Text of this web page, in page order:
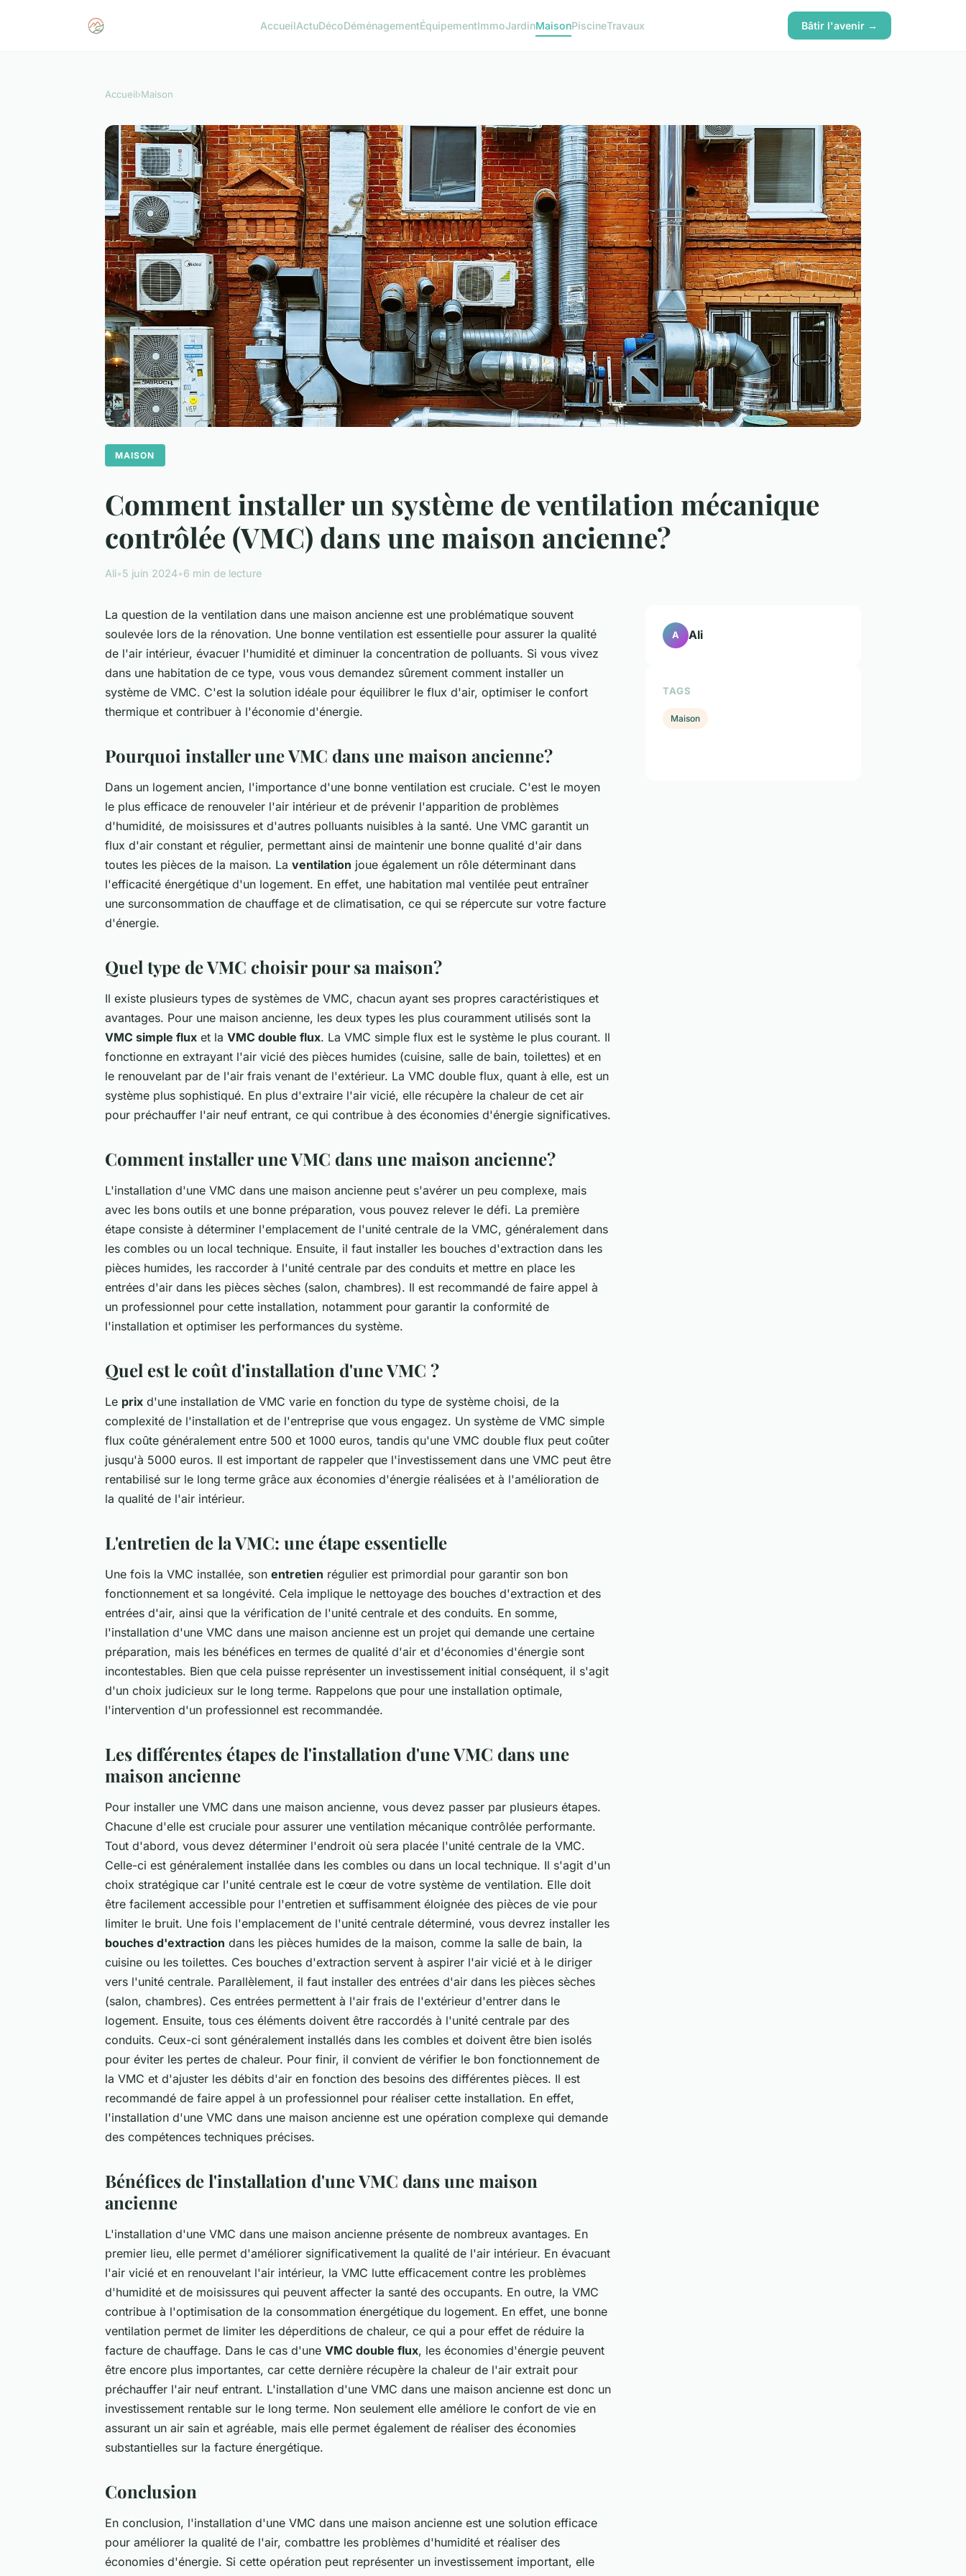
AccueilActuDécoDéménagementÉquipementImmoJardinMaisonPiscineTravaux Bâtir l'avenir →
Accueil›Maison
MAISON
Comment installer un système de ventilation mécanique
contrôlée (VMC) dans une maison ancienne?
Ali•5 juin 2024•6 min de lecture
La question de la ventilation dans une maison ancienne est une problématique souvent
soulevée lors de la rénovation. Une bonne ventilation est essentielle pour assurer la qualité
de l'air intérieur, évacuer l'humidité et diminuer la concentration de polluants. Si vous vivez
dans une habitation de ce type, vous vous demandez sûrement comment installer un
système de VMC. C'est la solution idéale pour équilibrer le flux d'air, optimiser le confort
thermique et contribuer à l'économie d'énergie.
Pourquoi installer une VMC dans une maison ancienne?
Dans un logement ancien, l'importance d'une bonne ventilation est cruciale. C'est le moyen
le plus efficace de renouveler l'air intérieur et de prévenir l'apparition de problèmes
d'humidité, de moisissures et d'autres polluants nuisibles à la santé. Une VMC garantit un
flux d'air constant et régulier, permettant ainsi de maintenir une bonne qualité d'air dans
toutes les pièces de la maison. La ventilation joue également un rôle déterminant dans
l'efficacité énergétique d'un logement. En effet, une habitation mal ventilée peut entraîner
une surconsommation de chauffage et de climatisation, ce qui se répercute sur votre facture
d'énergie.
Quel type de VMC choisir pour sa maison?
Il existe plusieurs types de systèmes de VMC, chacun ayant ses propres caractéristiques et
avantages. Pour une maison ancienne, les deux types les plus couramment utilisés sont la
VMC simple flux et la VMC double flux. La VMC simple flux est le système le plus courant. Il
fonctionne en extrayant l'air vicié des pièces humides (cuisine, salle de bain, toilettes) et en
le renouvelant par de l'air frais venant de l'extérieur. La VMC double flux, quant à elle, est un
système plus sophistiqué. En plus d'extraire l'air vicié, elle récupère la chaleur de cet air
pour préchauffer l'air neuf entrant, ce qui contribue à des économies d'énergie significatives.
Comment installer une VMC dans une maison ancienne?
L'installation d'une VMC dans une maison ancienne peut s'avérer un peu complexe, mais
avec les bons outils et une bonne préparation, vous pouvez relever le défi. La première
étape consiste à déterminer l'emplacement de l'unité centrale de la VMC, généralement dans
les combles ou un local technique. Ensuite, il faut installer les bouches d'extraction dans les
pièces humides, les raccorder à l'unité centrale par des conduits et mettre en place les
entrées d'air dans les pièces sèches (salon, chambres). Il est recommandé de faire appel à
un professionnel pour cette installation, notamment pour garantir la conformité de
l'installation et optimiser les performances du système.
Quel est le coût d'installation d'une VMC ?
Le prix d'une installation de VMC varie en fonction du type de système choisi, de la
complexité de l'installation et de l'entreprise que vous engagez. Un système de VMC simple
flux coûte généralement entre 500 et 1000 euros, tandis qu'une VMC double flux peut coûter
jusqu'à 5000 euros. Il est important de rappeler que l'investissement dans une VMC peut être
rentabilisé sur le long terme grâce aux économies d'énergie réalisées et à l'amélioration de
la qualité de l'air intérieur.
L'entretien de la VMC: une étape essentielle
Une fois la VMC installée, son entretien régulier est primordial pour garantir son bon
fonctionnement et sa longévité. Cela implique le nettoyage des bouches d'extraction et des
entrées d'air, ainsi que la vérification de l'unité centrale et des conduits. En somme,
l'installation d'une VMC dans une maison ancienne est un projet qui demande une certaine
préparation, mais les bénéfices en termes de qualité d'air et d'économies d'énergie sont
incontestables. Bien que cela puisse représenter un investissement initial conséquent, il s'agit
d'un choix judicieux sur le long terme. Rappelons que pour une installation optimale,
l'intervention d'un professionnel est recommandée.
Les différentes étapes de l'installation d'une VMC dans une
maison ancienne
Pour installer une VMC dans une maison ancienne, vous devez passer par plusieurs étapes.
Chacune d'elle est cruciale pour assurer une ventilation mécanique contrôlée performante.
Tout d'abord, vous devez déterminer l'endroit où sera placée l'unité centrale de la VMC.
Celle-ci est généralement installée dans les combles ou dans un local technique. Il s'agit d'un
choix stratégique car l'unité centrale est le cœur de votre système de ventilation. Elle doit
être facilement accessible pour l'entretien et suffisamment éloignée des pièces de vie pour
limiter le bruit. Une fois l'emplacement de l'unité centrale déterminé, vous devrez installer les
bouches d'extraction dans les pièces humides de la maison, comme la salle de bain, la
cuisine ou les toilettes. Ces bouches d'extraction servent à aspirer l'air vicié et à le diriger
vers l'unité centrale. Parallèlement, il faut installer des entrées d'air dans les pièces sèches
(salon, chambres). Ces entrées permettent à l'air frais de l'extérieur d'entrer dans le
logement. Ensuite, tous ces éléments doivent être raccordés à l'unité centrale par des
conduits. Ceux-ci sont généralement installés dans les combles et doivent être bien isolés
pour éviter les pertes de chaleur. Pour finir, il convient de vérifier le bon fonctionnement de
la VMC et d'ajuster les débits d'air en fonction des besoins des différentes pièces. Il est
recommandé de faire appel à un professionnel pour réaliser cette installation. En effet,
l'installation d'une VMC dans une maison ancienne est une opération complexe qui demande
des compétences techniques précises.
Bénéfices de l'installation d'une VMC dans une maison
ancienne
L'installation d'une VMC dans une maison ancienne présente de nombreux avantages. En
premier lieu, elle permet d'améliorer significativement la qualité de l'air intérieur. En évacuant
l'air vicié et en renouvelant l'air intérieur, la VMC lutte efficacement contre les problèmes
d'humidité et de moisissures qui peuvent affecter la santé des occupants. En outre, la VMC
contribue à l'optimisation de la consommation énergétique du logement. En effet, une bonne
ventilation permet de limiter les déperditions de chaleur, ce qui a pour effet de réduire la
facture de chauffage. Dans le cas d'une VMC double flux, les économies d'énergie peuvent
être encore plus importantes, car cette dernière récupère la chaleur de l'air extrait pour
préchauffer l'air neuf entrant. L'installation d'une VMC dans une maison ancienne est donc un
investissement rentable sur le long terme. Non seulement elle améliore le confort de vie en
assurant un air sain et agréable, mais elle permet également de réaliser des économies
substantielles sur la facture énergétique.
Conclusion
En conclusion, l'installation d'une VMC dans une maison ancienne est une solution efficace
pour améliorer la qualité de l'air, combattre les problèmes d'humidité et réaliser des
économies d'énergie. Si cette opération peut représenter un investissement important, elle
A Ali
TAGS
Maison